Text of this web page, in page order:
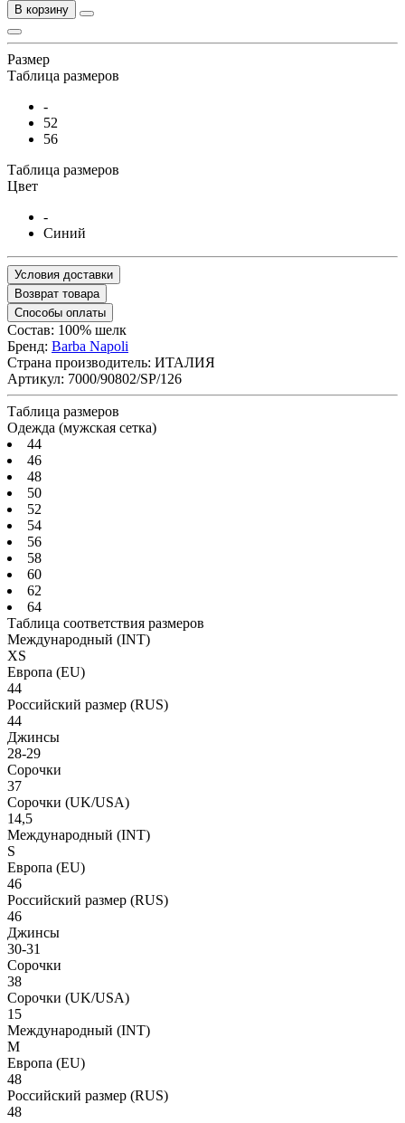
В корзину
Размер
Таблица размеров
-
52
56
Таблица размеров
Цвет
-
Синий
Условия доставки
Возврат товара
Способы оплаты
Состав: 100% шелк
Бренд: Barba Napoli
Страна производитель: ИТАЛИЯ
Артикул: 7000/90802/SP/126
Таблица размеров
Одежда (мужская сетка)
44
46
48
50
52
54
56
58
60
62
64
Таблица соответствия размеров
Международный (INT)
XS
Европа (EU)
44
Российский размер (RUS)
44
Джинсы
28-29
Сорочки
37
Сорочки (UK/USA)
14,5
Международный (INT)
S
Европа (EU)
46
Российский размер (RUS)
46
Джинсы
30-31
Сорочки
38
Сорочки (UK/USA)
15
Международный (INT)
M
Европа (EU)
48
Российский размер (RUS)
48